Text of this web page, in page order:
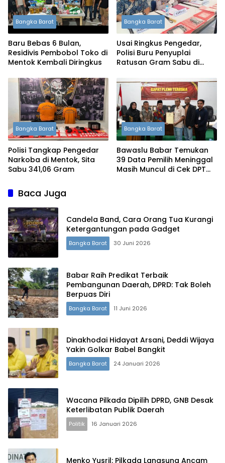
Bangka Barat
Baru Bebas 6 Bulan,
Residivis Pembobol Toko di
Mentok Kembali Diringkus
Bangka Barat
Usai Ringkus Pengedar,
Polisi Buru Penyuplai
Ratusan Gram Sabu di
Bangka Barat
Polisi Tangkap Pengedar
Narkoba di Mentok, Sita
Sabu 341,06 Gram
Bangka Barat
Bawaslu Babar Temukan
39 Data Pemilih Meninggal
Masih Muncul di Cek DPT
Baca Juga
Candela Band, Cara Orang Tua Kurangi
Ketergantungan pada Gadget
Bangka Barat 30 Juni 2026
Babar Raih Predikat Terbaik
Pembangunan Daerah, DPRD: Tak Boleh
Berpuas Diri
Bangka Barat 11 Juni 2026
Dinakhodai Hidayat Arsani, Deddi Wijaya
Yakin Golkar Babel Bangkit
Bangka Barat 24 Januari 2026
Wacana Pilkada Dipilih DPRD, GNB Desak
Keterlibatan Publik Daerah
Politik 16 Januari 2026
Menko Yusril: Pilkada Langsung Ancam